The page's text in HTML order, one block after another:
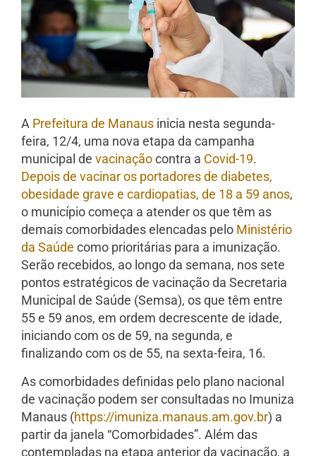
A Prefeitura de Manaus inicia nesta segunda-
feira, 12/4, uma nova etapa da campanha
municipal de vacinaçãocontra a Covid-19.
Depois de vacinar os portadores de diabetes,
obesidade grave e cardiopatias, de 18 a 59 anos,
o município começa a atender os que têm as
demais comorbidades elencadas pelo Ministério
da Saúde como prioritárias para a imunização.
Serão recebidos, ao longo da semana, nos sete
pontos estratégicos de vacinação da Secretaria
Municipal de Saúde (Semsa), os que têm entre
55 e 59 anos, em ordem decrescente de idade,
iniciando com os de 59, na segunda, e
finalizando com os de 55, na sexta-feira, 16.
As comorbidades definidas pelo plano nacional
de vacinação podem ser consultadas no Imuniza
Manaus (https://imuniza.manaus.am.gov.br) a
partir da janela “Comorbidades”. Além das
contempladas na etapa anterior da vacinação, a